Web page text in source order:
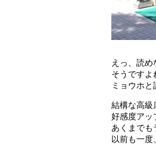
えっ、読め
そうですよ
ミョウホと
結構な高級
好感度アッ
あくまでも
以前も一度